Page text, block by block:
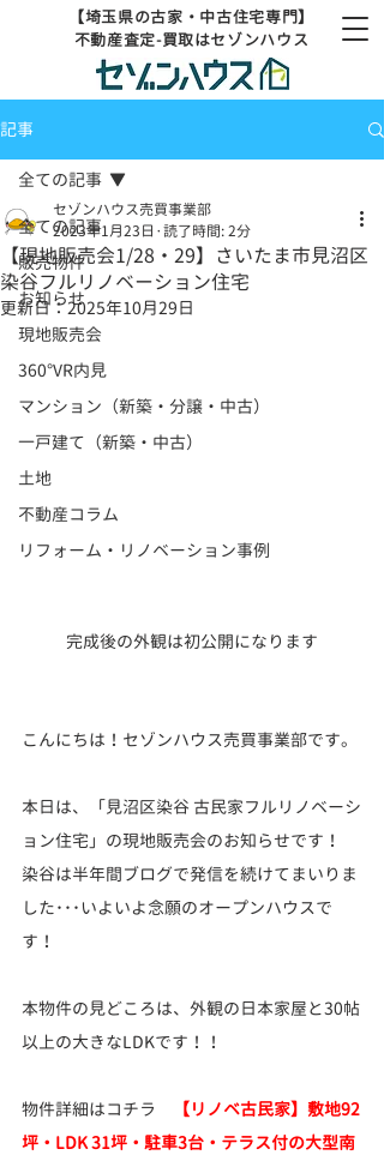
【埼玉県の古家・中古住宅専門】
不動産査定-買取はセゾンハウス
記事
全ての記事
販売物件
お知らせ
現地販売会
360°VR内見
マンション（新築・分譲・中古）
一戸建て（新築・中古）
土地
不動産コラム
リフォーム・リノベーション事例
全ての記事
【現地販売会1/28・29】さいたま市見沼区
染谷フルリノベーション住宅
セゾンハウス売買事業部
2023年1月23日 読了時間: 2分
更新日：2025年10月29日
完成後の外観は初公開になります
こんにちは！セゾンハウス売買事業部です。
本日は、「見沼区染谷 古民家フルリノベーシ
ョン住宅」の現地販売会のお知らせです！
染谷は半年間ブログで発信を続けてまいりま
した･･･いよいよ念願のオープンハウスで
す！
本物件の見どころは、外観の日本家屋と30帖
以上の大きなLDKです！！
物件詳細はコチラ
【リノベ古民家】敷地92
坪・LDK 31坪・駐車3台・テラス付の大型南